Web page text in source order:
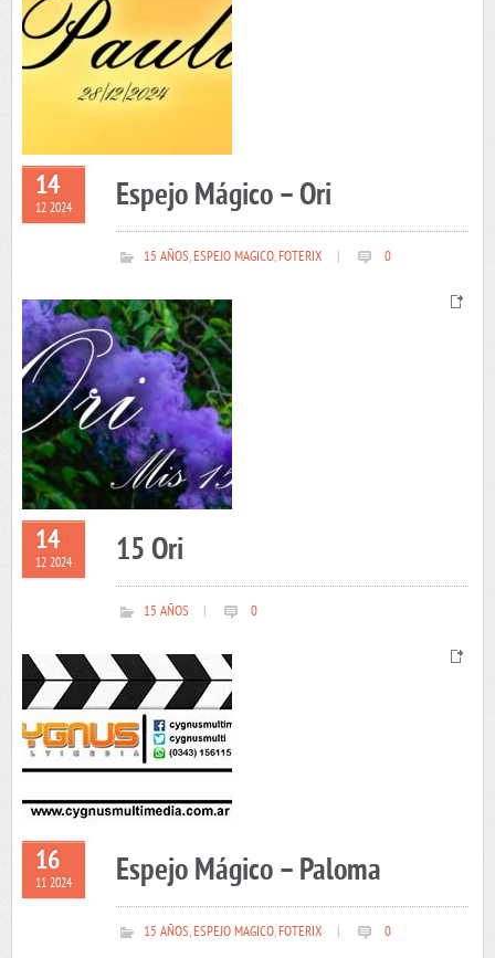
14
12 2024 Espejo Mágico – Ori
15 AÑOS,ESPEJO MAGICO,FOTERIX 0
14
12 2024 15 Ori
15 AÑOS 0
16
11 2024 Espejo Mágico – Paloma
15 AÑOS,ESPEJO MAGICO,FOTERIX 0